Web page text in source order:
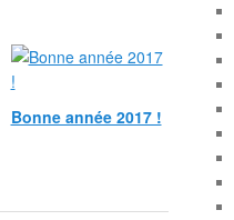
Bonne année 2017 !